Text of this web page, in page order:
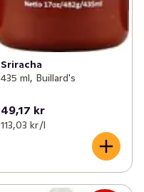
Sriracha
435 ml, Buillard's
49,17 kr
113,03 kr /l